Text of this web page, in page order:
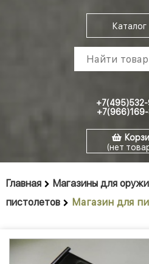
Каталог
(нет
Главная Магазины для
пистолетов
Магазин для